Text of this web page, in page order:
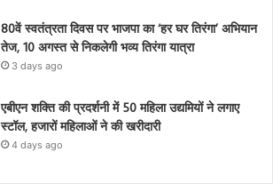
80वें स्वतंत्रता दिवस पर भाजपा का ‘हर घर तिरंगा’ अभियान
तेज, 10 अगस्त से निकलेगी भव्य तिरंगा यात्रा
3 days ago
एबीएन शक्ति की प्रदर्शनी में 50 महिला उद्यमियों ने लगाए
स्टॉल, हजारों महिलाओं ने की खरीदारी
4 days ago